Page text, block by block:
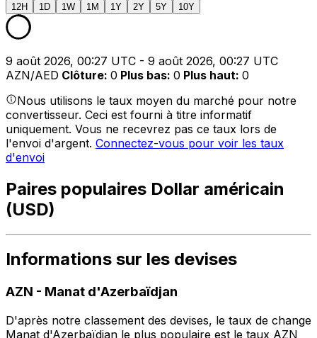
12H 1D 1W 1M 1Y 2Y 5Y 10Y
9 août 2026, 00:27 UTC - 9 août 2026, 00:27 UTC
AZN/AED Clôture: 0 Plus bas: 0 Plus haut: 0
Nous utilisons le taux moyen du marché pour notre
convertisseur. Ceci est fourni à titre informatif
uniquement. Vous ne recevrez pas ce taux lors de
l'envoi d'argent. Connectez-vous pour voir les taux
d'envoi
Paires populaires Dollar américain
(USD)
Informations sur les devises
AZN - Manat d'Azerbaïdjan
D'après notre classement des devises, le taux de change
Manat d'Azerbaïdjan le plus populaire est le taux AZN